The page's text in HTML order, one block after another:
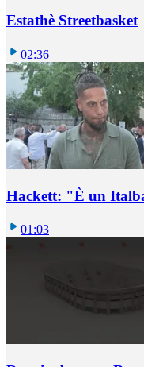
Estathè Streetbasket
02:36
Hackett: "È un
01:03